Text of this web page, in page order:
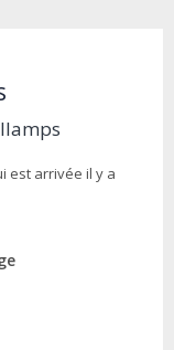
est arrivée il y a